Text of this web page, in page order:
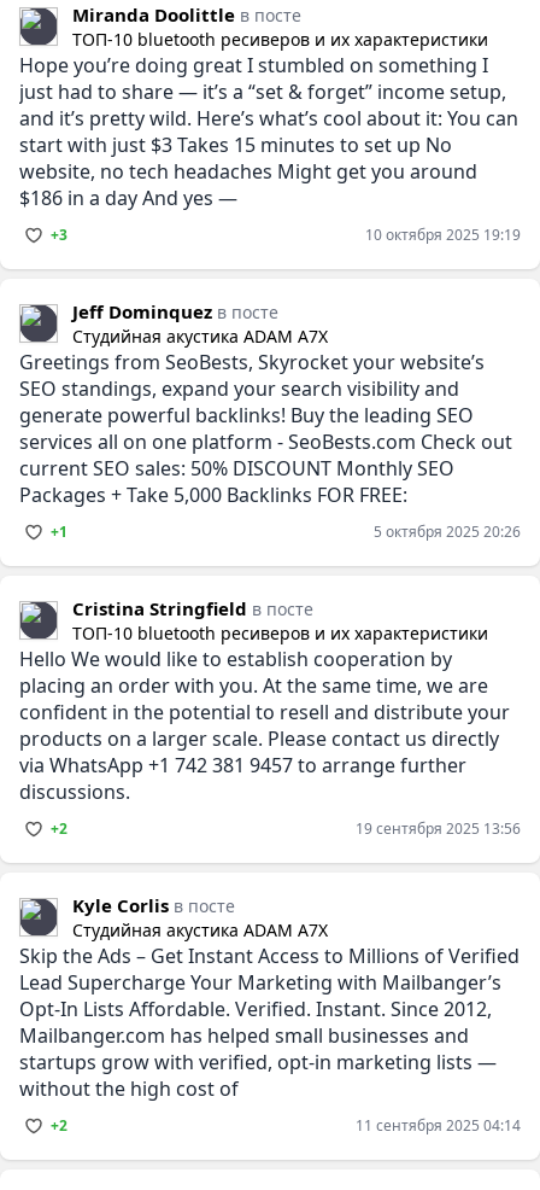
Miranda Doolittle в посте
ТОП-10 bluetooth ресиверов и их характеристики
Hope you’re doing great I stumbled on something I
just had to share — it’s a “set & forget” income setup,
and it’s pretty wild. Here’s what’s cool about it: You can
start with just $3 Takes 15 minutes to set up No
website, no tech headaches Might get you around
$186 in a day And yes —
+3 10 октября 2025 19:19
Jeff Dominquez в посте
Студийная акустика ADAM A7X
Greetings from SeoBests, Skyrocket your website’s
SEO standings, expand your search visibility and
generate powerful backlinks! Buy the leading SEO
services all on one platform - SeoBests.com Check out
current SEO sales: 50% DISCOUNT Monthly SEO
Packages + Take 5,000 Backlinks FOR FREE:
+1 5 октября 2025 20:26
Cristina Stringfield в посте
ТОП-10 bluetooth ресиверов и их характеристики
Hello We would like to establish cooperation by
placing an order with you. At the same time, we are
confident in the potential to resell and distribute your
products on a larger scale. Please contact us directly
via WhatsApp +1 742 381 9457 to arrange further
discussions.
+2 19 сентября 2025 13:56
Kyle Corlis в посте
Студийная акустика ADAM A7X
Skip the Ads – Get Instant Access to Millions of Verified
Lead Supercharge Your Marketing with Mailbanger’s
Opt-In Lists Affordable. Verified. Instant. Since 2012,
Mailbanger.com has helped small businesses and
startups grow with verified, opt-in marketing lists —
without the high cost of
+2 11 сентября 2025 04:14